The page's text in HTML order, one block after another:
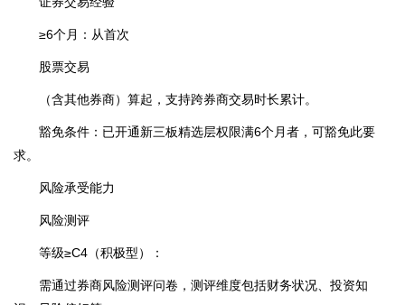
≥6个月：从首次
股票交易
（含其他券商）算起，支持跨券商交易时长累计。
豁免条件：已开通新三板精选层权限满6个月者，可豁免此要
求。
风险承受能力
风险测评
等级≥C4（积极型）：
需通过券商风险测评问卷，测评维度包括财务状况、投资知